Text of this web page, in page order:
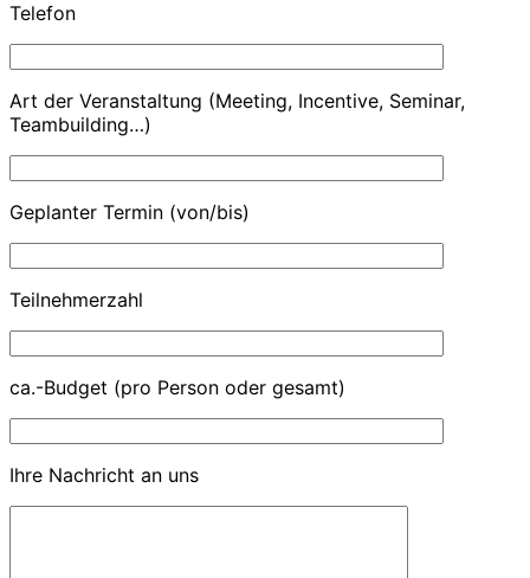
Telefon
Art der Veranstaltung (Meeting, Incentive, Seminar,
Teambuilding…)
Geplanter Termin (von/bis)
Teilnehmerzahl
ca.-Budget (pro Person oder gesamt)
Ihre Nachricht an uns